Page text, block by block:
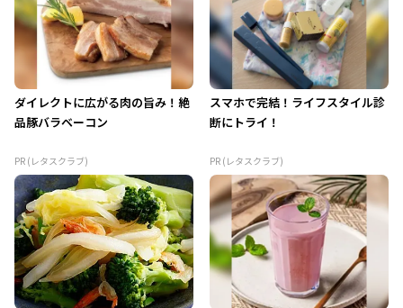
ダイレクトに広がる肉の旨み！絶
品豚バラベーコン
PR (レタスクラブ)
スマホで完結！ライフスタイル診
断にトライ！
PR (レタスクラブ)